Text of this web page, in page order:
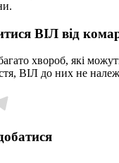
ВІЛ від
хвороб, які
ВІЛ до них не